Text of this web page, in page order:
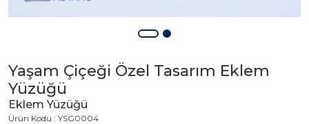
Yaşam Çiçeği Özel Tasarım Eklem
Yüzüğü
Eklem Yüzüğü
Ürün Kodu : YSG0004